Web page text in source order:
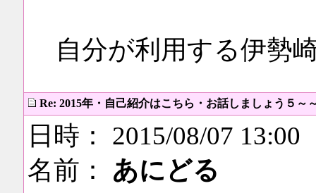
自分が利用する伊勢
Re: 2015年・自己紹介はこちら・お話しましょう５～
日時： 2015/08/07 13:00
名前： あにどる